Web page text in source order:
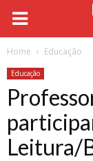
Home Educação
Educação
Leitura/